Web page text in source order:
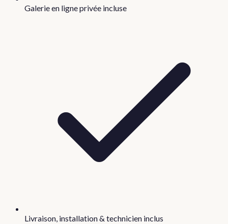
Galerie en ligne privée incluse
Livraison, installation & technicien inclus